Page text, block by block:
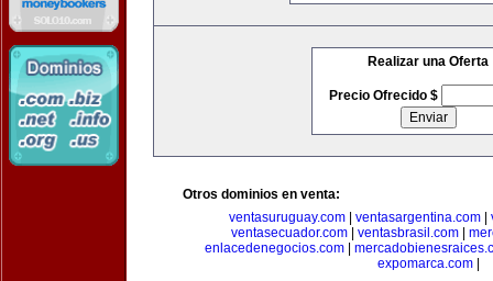
Realizar una Oferta
Precio Ofrecido $
Otros dominios en venta:
ventasuruguay.com| ventasargentina.com|
ventasecuador.com| ventasbrasil.com|
enlacedenegocios.com|
expomarca.com|